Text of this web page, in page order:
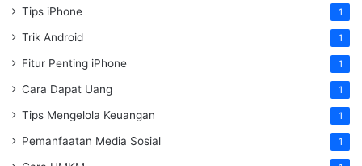
Tips iPhone 1
Trik Android 1
Fitur Penting iPhone 1
Cara Dapat Uang 1
Tips Mengelola Keuangan 1
Pemanfaatan Media Sosial 1